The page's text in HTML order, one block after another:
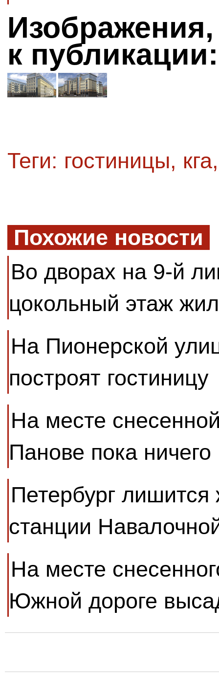
к публикации:
Теги: гостиницы, кга
Похожие новости
Во дворах на 9-й
цокольный этаж
На Пионерской
построят гостиницу
На месте
Панове пока ничего
Петербург
станции
На месте
Южной дороге